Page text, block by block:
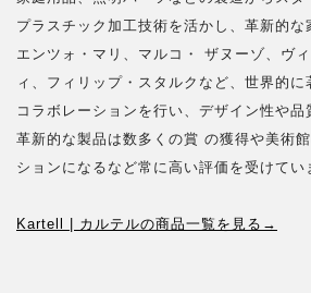
プラスチック加工技術を活かし、革新的な
エンツォ・マリ、マルコ・ ザヌーゾ、ヴ
ィ、フィリップ・スタルクなど、世界的
コラボレーションを行い、デザイン性や品
革新的な製品は数多くの賞 の獲得や美術
ションになるなど常に高い評価を受けてい
Kartell | カルテルの商品一覧を見る→